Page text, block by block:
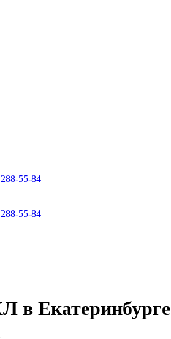
55-84
55-84
в Екатеринбурге